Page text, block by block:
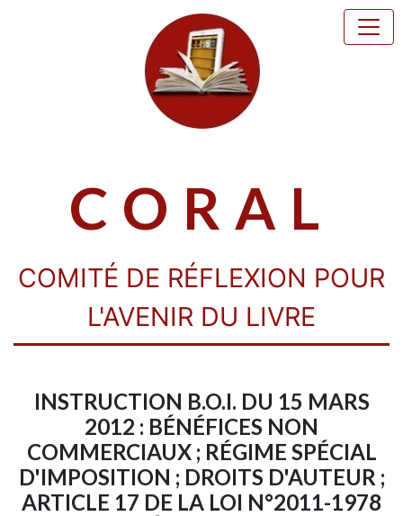
CORAL
COMITÉ DE RÉFLEXION POUR
L'AVENIR DU LIVRE
INSTRUCTION B.O.I. DU 15 MARS
2012 : BÉNÉFICES NON
COMMERCIAUX ; RÉGIME SPÉCIAL
D'IMPOSITION ; DROITS D'AUTEUR ;
ARTICLE 17 DE LA LOI N°2011-1978